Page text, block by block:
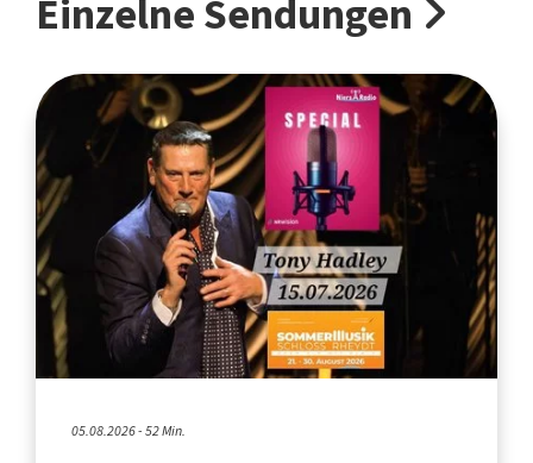
Einzelne Sendungen
05.08.2026 - 52 Min.